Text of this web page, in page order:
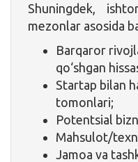
Shuningdek,
mezonlar asosida
Barqaror
qo‘shgan
Startap bilan
tomonlari;
Potentsial
Mahsulot/
Jamoa va